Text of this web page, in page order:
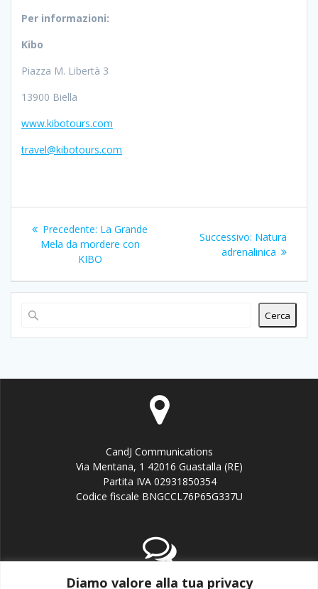
Diamo valore alla tua privacy
Per informazioni:
Kibo
Piazza M. Libertà 3
13900 Biella
www.kibotours.com
travel@kibotours.com
Navigazione
articoli
Precedente: Articolo
precedente:
La Grande
Mela da mordere con
KIBO
Successivo: Articolo
successivo:
Natura
adrenalinica
Cerca
CandJ Communications
Via Mentana, 1 42016 Guastalla (RE)
Partita IVA 02931850354
Codice fiscale BNGCCL76P65G337U